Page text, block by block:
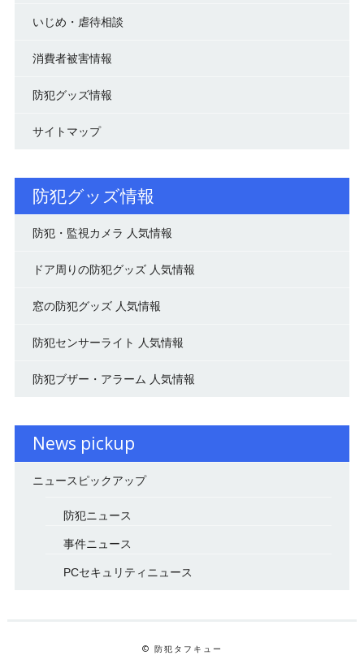
いじめ・虐待相談
消費者被害情報
防犯グッズ情報
サイトマップ
防犯グッズ情報
防犯・監視カメラ 人気情報
ドア周りの防犯グッズ 人気情報
窓の防犯グッズ 人気情報
防犯センサーライト 人気情報
防犯ブザー・アラーム 人気情報
News pickup
ニュースピックアップ
防犯ニュース
事件ニュース
PCセキュリティニュース
© 防犯タフキュー